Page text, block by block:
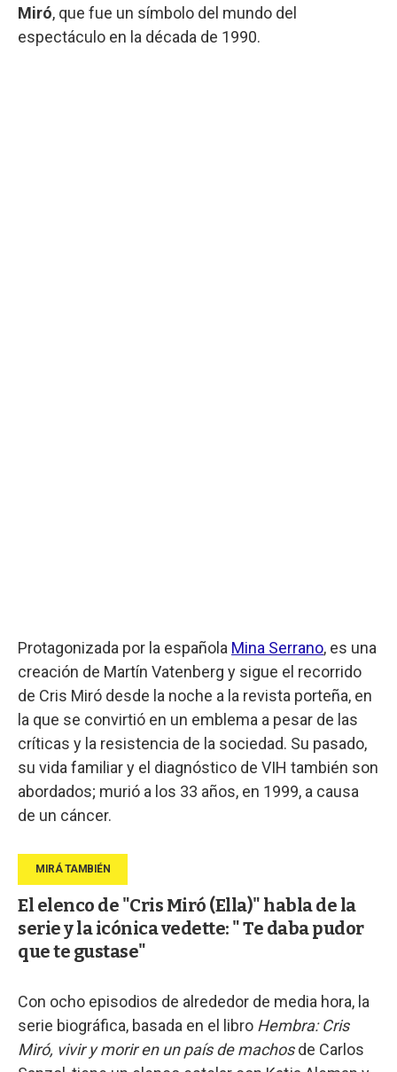
Miró, que fue un símbolo del mundo del
espectáculo en la década de 1990.
Protagonizada por la española Mina Serrano, es una
creación de Martín Vatenberg y sigue el recorrido
de Cris Miró desde la noche a la revista porteña, en
la que se convirtió en un emblema a pesar de las
críticas y la resistencia de la sociedad. Su pasado,
su vida familiar y el diagnóstico de VIH también son
abordados; murió a los 33 años, en 1999, a causa
de un cáncer.
El elenco de "Cris Miró (Ella)" habla de la
serie y la icónica vedette: " Te daba pudor
que te gustase"
Con ocho episodios de alrededor de media hora, la
serie biográfica, basada en el libro Hembra: Cris
Miró, vivir y morir en un país de machosde Carlos